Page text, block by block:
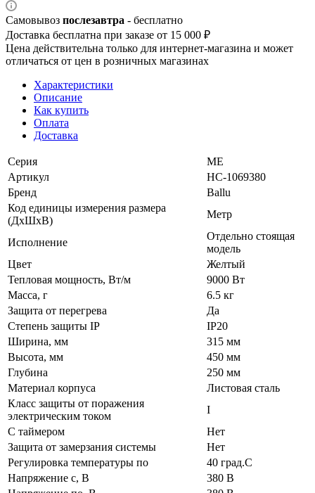
Самовывоз послезавтра - бесплатно
Доставка бесплатна при заказе от 15 000 ₽
Цена действительна только для интернет-магазина и может
отличаться от цен в розничных магазинах
Характеристики
Описание
Как купить
Оплата
Доставка
Серия
ME
Артикул
НС-1069380
Бренд
Ballu
Код единицы измерения размера
(ДхШхВ)
Метр
Исполнение
Отдельно стоящая
модель
Цвет
Желтый
Тепловая мощность, Вт/м
9000 Вт
Масса, г
6.5 кг
Защита от перегрева
Да
Степень защиты IP
IP20
Ширина, мм
315 мм
Высота, мм
450 мм
Глубина
250 мм
Материал корпуса
Листовая сталь
Класс защиты от поражения
электрическим током
I
С таймером
Нет
Защита от замерзания системы
Нет
Регулировка температуры по
40 град.C
Напряжение с, В
380 В